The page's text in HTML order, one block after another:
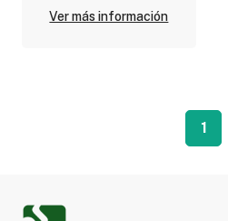
Ver más información
1